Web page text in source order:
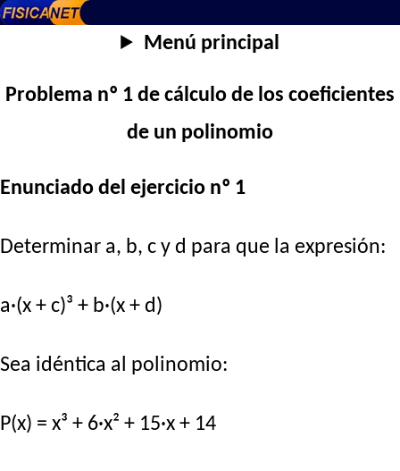
Menú principal
Problema nº 1 de cálculo de los coeficientes
de un polinomio
Enunciado del ejercicio nº 1
Determinar a, b, c y d para que la expresión:
a·(x + c)³ + b·(x + d)
Sea idéntica al polinomio:
P(x) = x³ + 6·x² + 15·x + 14